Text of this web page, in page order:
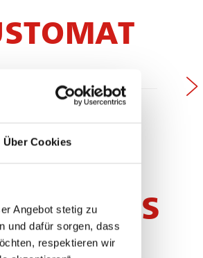
Über Cookies
Angebot stetig zu
und dafür sorgen, dass
respektieren wir